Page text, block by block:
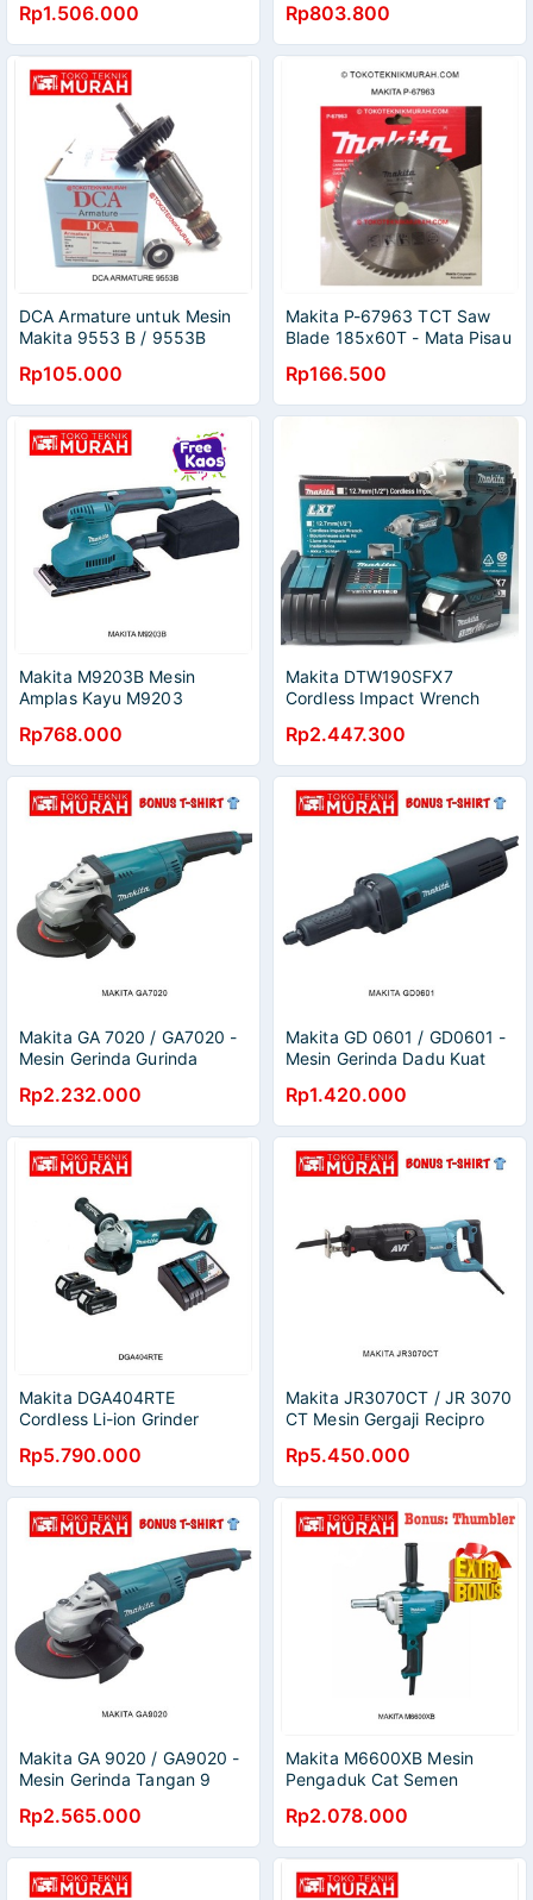
M 8700
Rp1.506.000 Rp803.800
DCA Armature untuk Mesin
Makita 9553 B / 9553B
Rp105.000
Makita P-67963 TCT Saw
Blade 185x60T - Mata Pisau
Rp166.500
Makita M9203B Mesin
Amplas Kayu M9203
Rp768.000
Makita DTW190SFX7
Cordless Impact Wrench
SFX7
Rp2.447.300
Makita GA 7020 / GA7020 -
Mesin Gerinda Gurinda
Rp2.232.000
Makita GD 0601 / GD0601 -
Mesin Gerinda Dadu Kuat
Rp1.420.000
Makita DGA404RTE
Cordless Li-ion Grinder
Rp5.790.000
Makita JR3070CT / JR 3070
CT Mesin Gergaji Recipro
Rp5.450.000
Makita GA 9020 / GA9020 -
Mesin Gerinda Tangan 9
Rp2.565.000
Makita M6600XB Mesin
Pengaduk Cat Semen
XB
Rp2.078.000